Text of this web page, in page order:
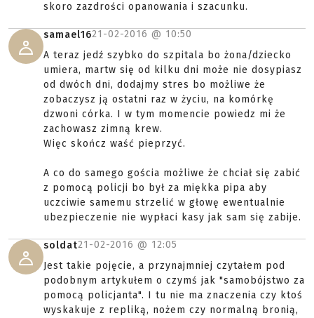
skoro zazdrości opanowania i szacunku.
samael1621-02-2016 @ 10:50
A teraz jedź szybko do szpitala bo żona/dziecko
umiera, martw się od kilku dni może nie dosypiasz
od dwóch dni, dodajmy stres bo możliwe że
zobaczysz ją ostatni raz w życiu, na komórkę
dzwoni córka. I w tym momencie powiedz mi że
zachowasz zimną krew.
Więc skończ waść pieprzyć.
A co do samego gościa możliwe że chciał się zabić
z pomocą policji bo był za miękka pipa aby
uczciwie samemu strzelić w głowę ewentualnie
ubezpieczenie nie wypłaci kasy jak sam się zabije.
soldat21-02-2016 @ 12:05
Jest takie pojęcie, a przynajmniej czytałem pod
podobnym artykułem o czymś jak "samobójstwo za
pomocą policjanta". I tu nie ma znaczenia czy ktoś
wyskakuje z repliką, nożem czy normalną bronią,